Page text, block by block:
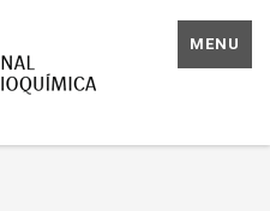
MENU